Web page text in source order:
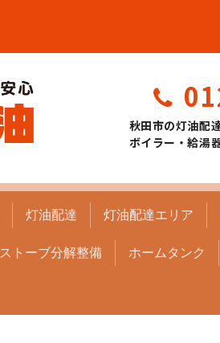
秋田市の灯油配
ボイラー・給湯
灯油配達 灯油配達エリア
ストーブ分解整備 ホームタンク